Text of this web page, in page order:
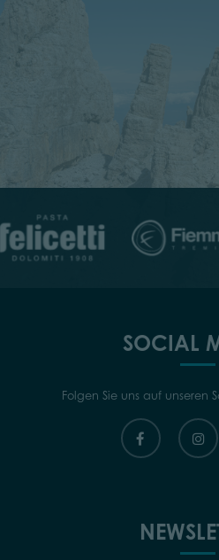
SOCIAL
Folgen Sie uns auf unseren